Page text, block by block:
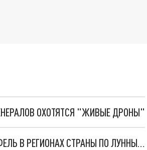
ОХОТЯТСЯ "ЖИВЫЕ ДРОНЫ"
КАЛЕНДАРЬ ОГОРОДНИКА: КОГДА В МАЕ САЖАТЬ КАРТОФЕЛЬ В РЕГИОНАХ СТРАНЫ ПО ЛУННЫМ СУТКАМ